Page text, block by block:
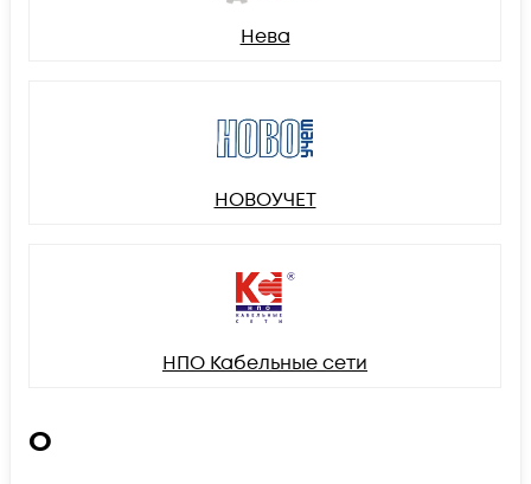
Нева
НОВОУЧЕТ
НПО Кабельные сети
О